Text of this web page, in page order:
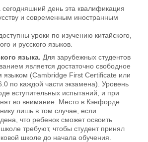
сегодняшний день эта квалификация
и современным иностранным
уроки по изучению китайского,
и русского языков.
языка. Для зарубежных студентов
является достаточно свободное
языком (Cambridge First Certificate или
по каждой части экзамена). Уровень
вступительных испытаний, и при
во внимание. Место в Кэнфорде
лишь в том случае, если
что ребенок сможет освоить
требуют, чтобы студент принял
школе до начала обучения.